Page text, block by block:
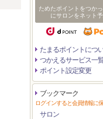
ためたポイントをつかっ
にサロンをネット予
たまるポイントにつ
つかえるサービス一
ポイント設定変更
ブックマーク
ログインすると会員情報に
サロン